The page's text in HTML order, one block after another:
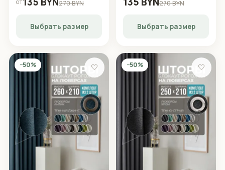
270 BYN
Выбрать размер
270 BYN
Выбрать размер
−50% 🤍 −50% 🤍